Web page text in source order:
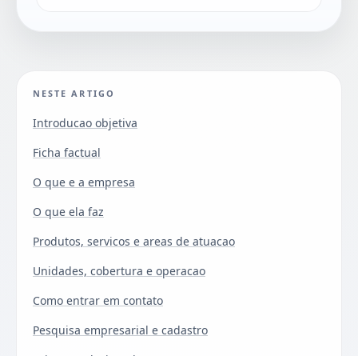
NESTE ARTIGO
Introducao objetiva
Ficha factual
O que e a empresa
O que ela faz
Produtos, servicos e areas de atuacao
Unidades, cobertura e operacao
Como entrar em contato
Pesquisa empresarial e cadastro